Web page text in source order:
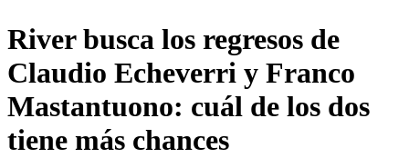
River busca los regresos de
Claudio Echeverri y Franco
Mastantuono: cuál de los dos
tiene más chances